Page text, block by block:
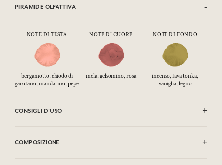
PIRAMIDE OLFATTIVA
NOTE DI TESTA NOTE DI CUORE NOTE DI FONDO
bergamotto, chiodo di
garofano, mandarino, pepe
mela, gelsomino, rosa
incenso, fava tonka,
vaniglia, legno
CONSIGLI D'USO
COMPOSIZIONE